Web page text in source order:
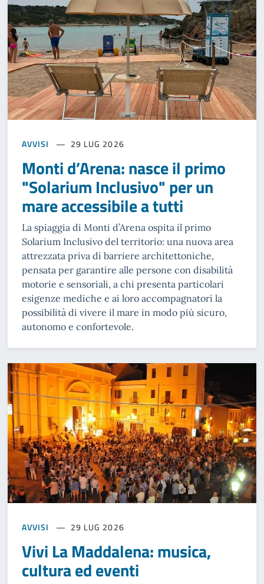
AVVISI 29 LUG 2026
Monti d’Arena: nasce il primo
"Solarium Inclusivo" per un
mare accessibile a tutti
La spiaggia di Monti d’Arena ospita il primo
Solarium Inclusivo del territorio: una nuova area
attrezzata priva di barriere architettoniche,
pensata per garantire alle persone con disabilità
motorie e sensoriali, a chi presenta particolari
esigenze mediche e ai loro accompagnatori la
possibilità di vivere il mare in modo più sicuro,
autonomo e confortevole.
AVVISI 29 LUG 2026
Vivi La Maddalena: musica,
cultura ed eventi